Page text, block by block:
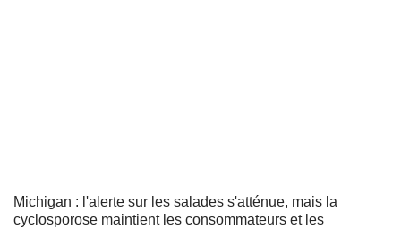
Michigan : l'alerte sur les salades s'atténue, mais la
cyclosporose maintient les consommateurs et les